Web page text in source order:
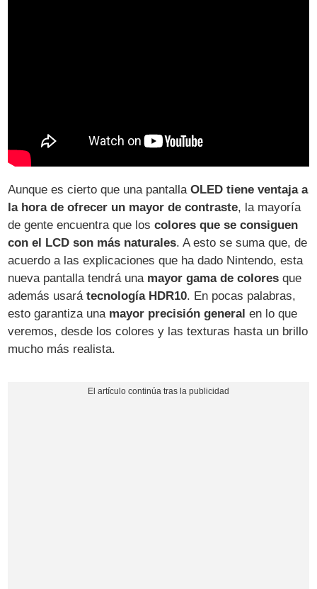
Aunque es cierto que una pantallaOLED tiene ventaja a
la hora de ofrecer un mayor de contraste, la mayoría
de gente encuentra que loscolores que se consiguen
con el LCD son más naturales. A esto se suma que, de
acuerdo a las explicaciones que ha dado Nintendo, esta
nueva pantalla tendrá una mayor gama de colores que
además usarátecnología HDR10. En pocas palabras,
esto garantiza una mayor precisión general en lo que
veremos, desde los colores y las texturas hasta un brillo
mucho más realista.